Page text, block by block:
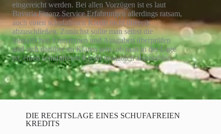
eingereicht werden. Bei allen Vorzügen ist es laut
Bavaria Finanz Service Erfahrungen allerdings ratsam,
auch einen schufafreien Kredit nicht übereilt
abzuschließen. Zunächst sollte man selbst die
monatlichen Einnahmen und Ausgaben überprüfen
und sich darüber im Klaren sein, ob man in der Lage
ist, einen schufafreien Kredit monatlich abzuzahlen.
DIE RECHTSLAGE EINES SCHUFAFREIEN
KREDITS